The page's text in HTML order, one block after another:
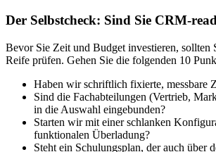
Der Selbstcheck: Sind Sie CRM-
Bevor Sie Zeit und Budget investieren, sollten
Reife prüfen. Gehen Sie die folgenden 10
Haben wir schriftlich fixierte, messbare
Sind die Fachabteilungen (Vertrieb,
in die Auswahl eingebunden?
Starten wir mit einer schlanken
funktionalen Überladung?
Steht ein Schulungsplan, der auch über